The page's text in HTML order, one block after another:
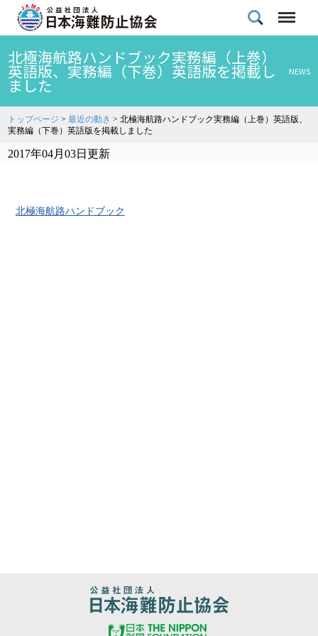
北極海航路ハンドブック実務編（上巻）
英語版、実務編（下巻）英語版を掲載し
ました
NEWS
トップページ >最近の動き >北極海航路ハンドブック実務編（上巻）英語版、
実務編（下巻）英語版を掲載しました
2017年04月03日更新
北極海航路ハンドブック